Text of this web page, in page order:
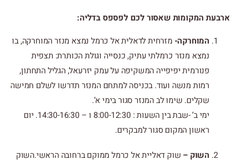
ארבעת המקומות שאסור לכם לפספס בדליה:
המוחרקה- מזרחית לדאלית אל כרמל נמצא מנזר המוחרקה, בו
נמצא מנזר כרמלתי עתיק, כנסייה וגולת הכותרת: תצפית
פנורמית יפיפייה המשקיפה על עמק יזרעאל, הגליל התחתון,
רמות מנשה ועוד. בכניסה למתחם המנזר תדרשו לשלם חמישה
שקלים. שימו לב המנזר סגור בימי א’.
ימי ב’ -שבת בין השעות : 8:00-12:30 ו – 14:30-16:30. יום
ראשון המקום סגור למבקרים.
השוק – שוק דאליית אל כרמל ממוקם ברחובה הראשי.השוק